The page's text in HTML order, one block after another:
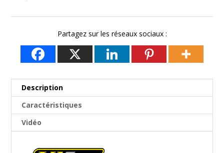
Partagez sur les réseaux sociaux :
Description
Caractéristiques
Vidéo